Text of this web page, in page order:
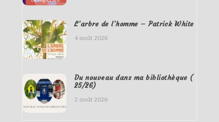
L’arbre de l’homme – Patrick White
4 août 2026
Du nouveau dans ma bibliothèque (
25/26)
2 août 2026